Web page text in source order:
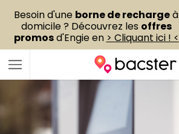
Besoin d'une borne de rechargeà
domicile ? Découvrez les offres
promosd'Engie en > Cliquant ici ! <